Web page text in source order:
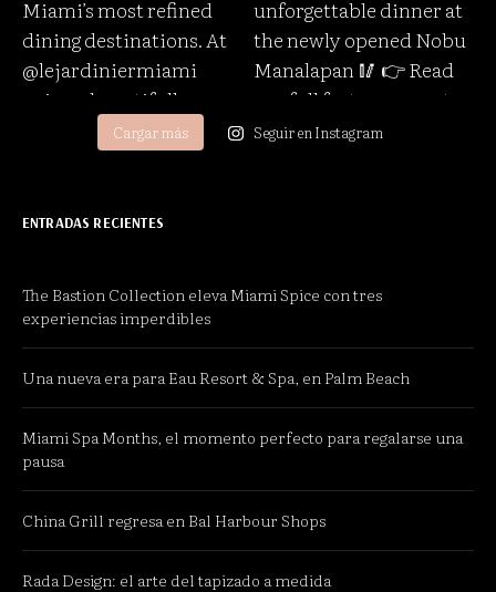
Cargar más Seguir en Instagram
ENTRADAS RECIENTES
The Bastion Collection eleva Miami Spice con tres
experiencias imperdibles
Una nueva era para Eau Resort & Spa, en Palm Beach
Miami Spa Months, el momento perfecto para regalarse una
pausa
China Grill regresa en Bal Harbour Shops
Rada Design: el arte del tapizado a medida